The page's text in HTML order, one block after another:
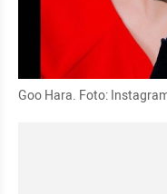
Goo Hara. Foto: